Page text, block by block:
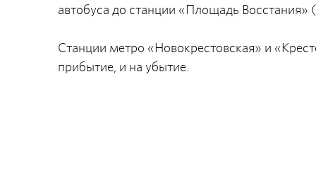
автобуса до станции «Площадь
Станции метро «Новокрестовская» и
прибытие, и на убытие.